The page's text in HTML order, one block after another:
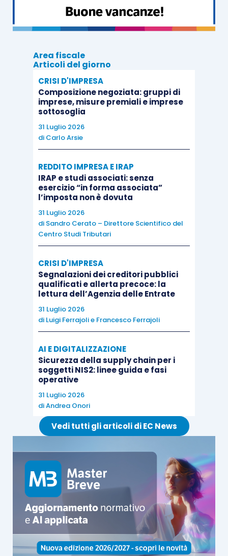
vengono riportati idettaglianalitici della
scomposizionedeisaldiindicati nelle
In formaschematica, ilsistema di archiviazione
dellecarte di lavoropuò dunque essere
rappresentato nel seguente modo:
Utilifacsimilidicarte di lavororiferiti alle
dell’attività direvisione del bilancio
formato Word che Excel), facilmente
alle diversespecificitàedimensionidelle
imprese assoggettate a revisione, possono
metodologico alla revisione legale affidata al
collegio sindacale nelle imprese di minori
dimensioni” pubblicato dal CNDCEC.
Altrettanto validifacsimilidicarte di lavoro
regolare tenuta della contabilità sociale
(anch’essi sia in formato Word che Excel),
possono rinvenirsi nel supporto denominato
Documento applicativo del principio di revisione
(SA Italia) 250B”, pubblicato dalCNDCEC.
scaricatidalla sezione tematica sullarevisione
legalepresente nell’area istituzionaledelsito
delCNDCEC.
Per approfondire questioni attinenti all’articolo vi
raccomandiamo il seguente corso:
Area fiscale
Articoli del giorno
CRISI D'IMPRESA
Composizione negoziata: gruppi di
imprese, misure premiali e imprese
sottosoglia
31 Luglio 2026
di Carlo Arsie
REDDITO IMPRESA E IRAP
IRAP e studi associati: senza
esercizio “in forma associata”
l’imposta non è dovuta
31 Luglio 2026
di Sandro Cerato – Direttore Scientifico del
Centro Studi Tributari
CRISI D'IMPRESA
Segnalazioni dei creditori pubblici
qualificati e allerta precoce: la
lettura dell’Agenzia delle Entrate
31 Luglio 2026
di Luigi Ferrajolie Francesco Ferrajoli
AI E DIGITALIZZAZIONE
Sicurezza della supply chain per i
soggetti NIS2: linee guida e fasi
operative
31 Luglio 2026
diAndrea Onori
Vedi tutti gli articoli di EC News